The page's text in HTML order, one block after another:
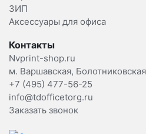
ЗИП
Аксессуары для офиса
Контакты
Nvprint-shop.ru
м. Варшавская,
+7 (495) 477-56-25
info@tdofficetorg.ru
Заказать звонок